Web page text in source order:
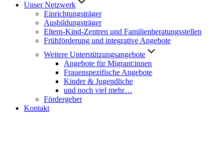
Unser Netzwerk
Einrichtungsträger
Ausbildungsträger
Eltern-Kind-Zentren und Familienberatungsstellen
Frühförderung und integrative Angebote
Weitere Unterstützungsangebote
Angebote für Migrant:innen
Frauenspezifische Angebote
Kinder & Jugendliche
und noch viel mehr…
Fördergeber
Kontakt